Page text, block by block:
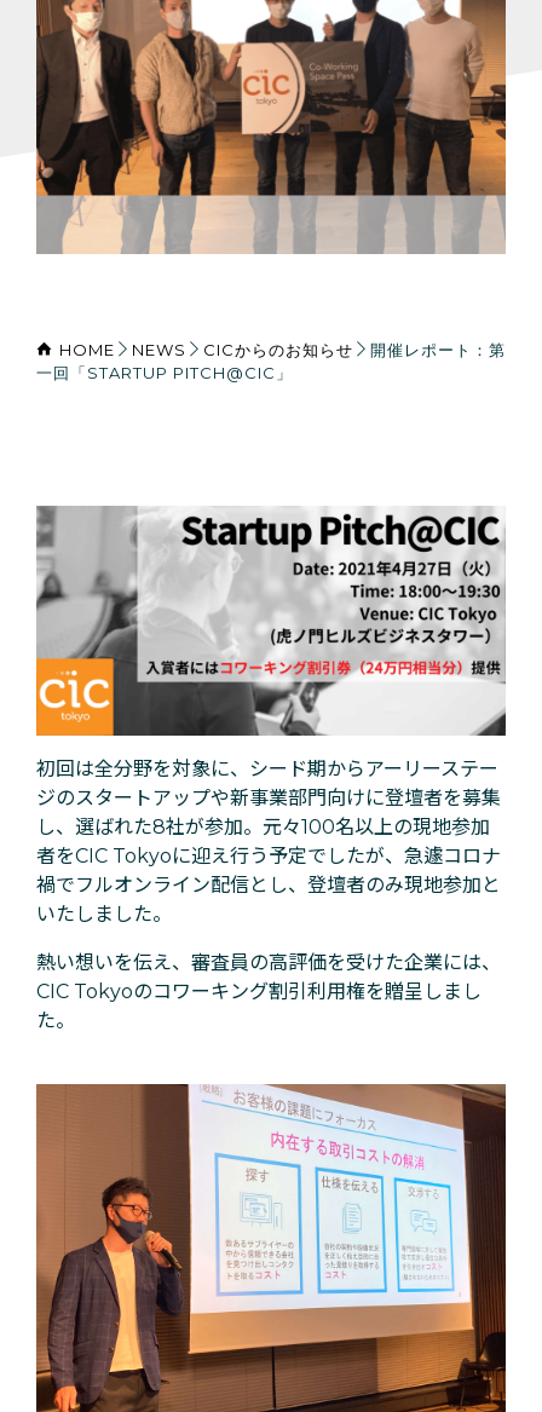
HOME NEWS CICからのお知らせ
開催レポート：第
一回「STARTUP PITCH@CIC」
初回は全分野を対象に、シード期からアーリーステー
ジのスタートアップや新事業部門向けに登壇者を募集
し、選ばれた8社が参加。元々100名以上の現地参加
者をCIC Tokyoに迎え行う予定でしたが、急遽コロナ
禍でフルオンライン配信とし、登壇者のみ現地参加と
いたしました。
熱い想いを伝え、審査員の高評価を受けた企業には、
CIC Tokyoのコワーキング割引利用権を贈呈しまし
た。